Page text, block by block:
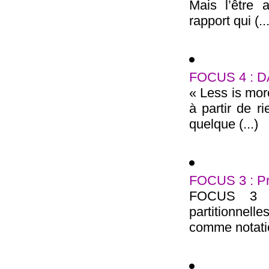
Mais l’être
rapport qui
FOCUS 4 :
« Less is
à partir de
quelque (...)
FOCUS 3 :
FOCUS 3
comme